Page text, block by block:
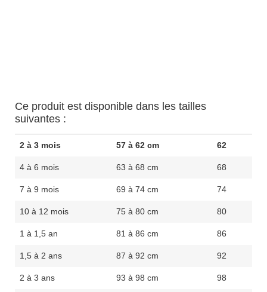
Ce produit est disponible dans les tailles
suivantes :
2 à 3 mois 57 à 62 cm 62
4 à 6 mois 63 à 68 cm 68
7 à 9 mois 69 à 74 cm 74
10 à 12 mois 75 à 80 cm 80
1 à 1,5 an 81 à 86 cm 86
1,5 à 2 ans 87 à 92 cm 92
2 à 3 ans 93 à 98 cm 98